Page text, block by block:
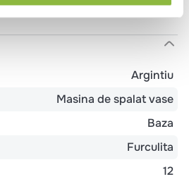
din inox.
Argintiu
Masina de spalat vase
Baza
Furculita
12